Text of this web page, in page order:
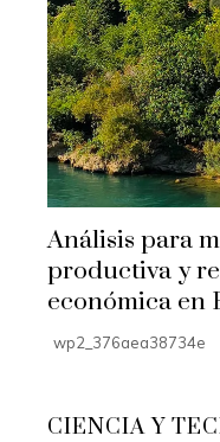
Análisis para
productiva y
económica en
wp2_376aea38734e
CIENCIA Y